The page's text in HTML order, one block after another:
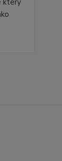
který